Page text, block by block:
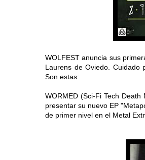
WOLFEST anuncia sus
Laurens de Oviedo. Cuidado
Son estas:
WORMED (Sci-Fi Tech
presentar su nuevo EP
de primer nivel en el Metal